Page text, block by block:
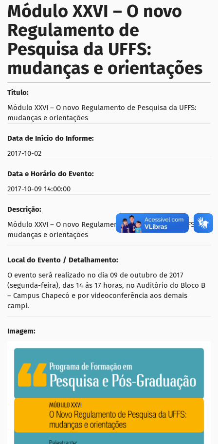
Módulo XXVI – O novo
Regulamento de
Pesquisa da UFFS:
mudanças e orientações
Título:
Módulo XXVI – O novo Regulamento de Pesquisa da UFFS:
mudanças e orientações
Data de Início do Informe:
2017-10-02
Data e Horário do Evento:
2017-10-09 14:00:00
Descrição:
Módulo XXVI – O novo Regulamento de Pesquisa da UFFS:
mudanças e orientações
Local do Evento / Detalhamento:
O evento será realizado no dia 09 de outubro de 2017
(segunda-feira), das 14 às 17 horas, no Auditório do Bloco B
– Campus Chapecó e por videoconferência aos demais
campi.
Imagem: